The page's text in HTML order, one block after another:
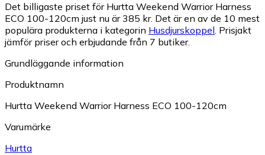
Det billigaste priset för Hurtta Weekend Warrior Harness
ECO 100-120cm just nu är 385 kr. Det är en av de 10 mest
populära produkterna i kategorin Husdjurskoppel. Prisjakt
jämför priser och erbjudande från 7 butiker.
Grundläggande information
Produktnamn
Hurtta Weekend Warrior Harness ECO 100-120cm
Varumärke
Hurtta